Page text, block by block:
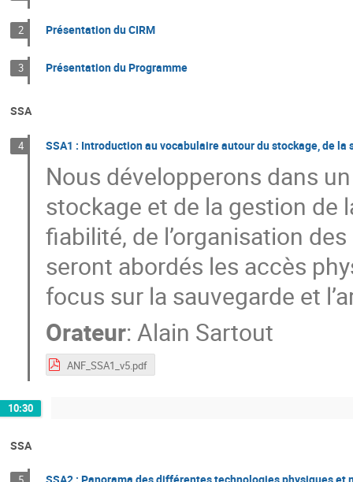
2 Présentation du CIRM
3 Présentation du Programme
SSA
4 SSA1 : Introduction au vocabulaire autour du stockage, de la
Nous développerons dans
stockage et de la gestion de
fiabilité, de l’organisation
seront abordés les accès
focus sur la sauvegarde et
Orateur:Alain Sartout
ANF_SSA1_v5.pdf
10:30
SSA